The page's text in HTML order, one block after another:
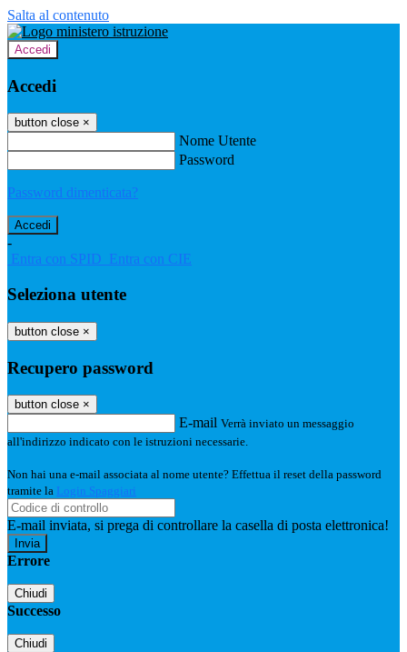
Salta al contenuto
Accedi
Accedi
button close ×
Nome Utente
Password
Password dimenticata?
-
Entra con SPID Entra con CIE
Seleziona utente
button close ×
Recupero password
button close ×
E-mail Verrà inviato un messaggio
all'indirizzo indicato con le istruzioni necessarie.
Non hai una e-mail associata al nome utente? Effettua il reset della password
tramite la Login Spaggiari
E-mail inviata, si prega di controllare la casella di posta elettronica!
Errore
Chiudi
Successo
Chiudi